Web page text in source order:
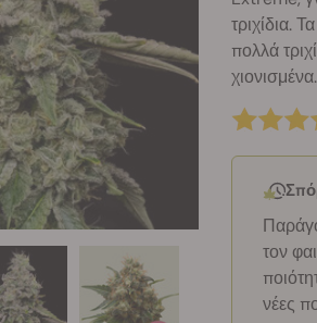
τριχίδια.
πολλά
χιονισμένα.
τον
νέες